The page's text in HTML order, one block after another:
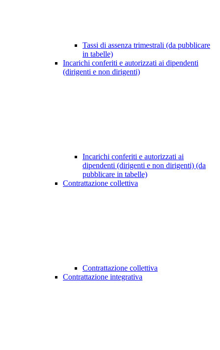
Tassi di assenza trimestrali (da pubblicare
in tabelle)
Incarichi conferiti e autorizzati ai dipendenti
(dirigenti e non dirigenti)
Incarichi conferiti e autorizzati ai
dipendenti (dirigenti e non dirigenti) (da
pubblicare in tabelle)
Contrattazione collettiva
Contrattazione collettiva
Contrattazione integrativa